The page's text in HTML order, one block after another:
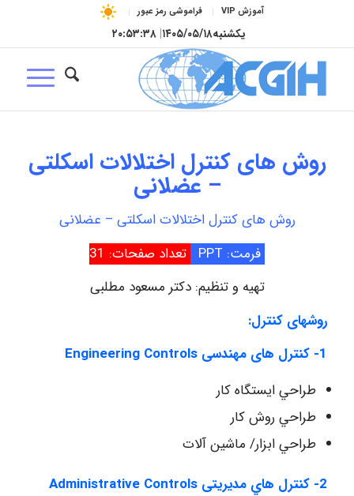
آموزش VIP فراموشی رمز عبور
یکشنبه۱۴۰۵/۰۵/۱۸| ۲۰:۵۳:۳۹
روش های کنترل اختلالات اسکلتی
– عضلانی
روش های کنترل اختلالات اسکلتی – عضلانی
فرمت: PPT
تعداد صفحات: 31
تهیه و تنظیم: دکتر مسعود مطلبی
روشهای كنترل:
1- کنترل های مهندسی Engineering Controls
طراحي‌ ايستگاه‌ كار
طراحي‌ روش‌ كار
طراحي‌ ابزار/ ماشين آلات
2- كنترل هاي مديريتی Administrative Controls